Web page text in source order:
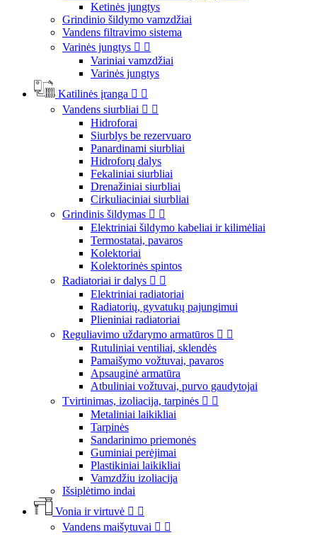
Ketinės jungtys
Grindinio šildymo vamzdžiai
Vandens filtravimo sistema
Varinės jungtys  
Variniai vamzdžiai
Varinės jungtys
Katilinės įranga  
Vandens siurbliai  
Hidroforai
Siurblys be rezervuaro
Panardinami siurbliai
Hidroforų dalys
Fekaliniai siurbliai
Drenažiniai siurbliai
Cirkuliaciniai siurbliai
Grindinis šildymas  
Elektriniai šildymo kabeliai ir kilimėliai
Termostatai, pavaros
Kolektoriai
Kolektorinės spintos
Radiatoriai ir dalys  
Elektriniai radiatoriai
Radiatorių, gyvatukų pajungimui
Plieniniai radiatoriai
Reguliavimo uždarymo armatūros  
Rutuliniai ventiliai, sklendės
Pamaišymo vožtuvai, pavaros
Apsauginė armatūra
Atbuliniai vožtuvai, purvo gaudytojai
Tvirtinimas, izoliacija, tarpinės  
Metaliniai laikikliai
Tarpinės
Sandarinimo priemonės
Guminiai perėjimai
Plastikiniai laikikliai
Vamzdžiu izoliacija
Išsiplėtimo indai
Vonia ir virtuvė  
Vandens maišytuvai  